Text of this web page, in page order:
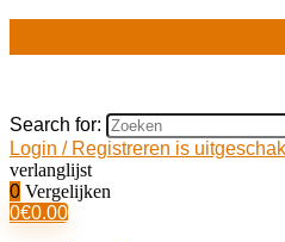
Search for:
Login / Registreren is
verlanglijst
0 Vergelijken
0€0.00